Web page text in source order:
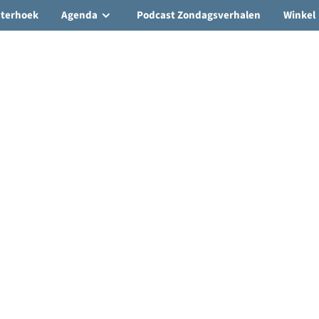
Agenda Podcast Zondagsverhalen Winkel